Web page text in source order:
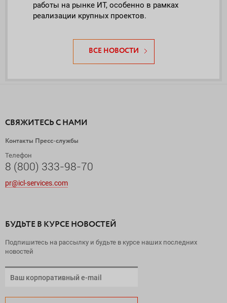
работы на рынке ИТ, особенно в рамках
реализации крупных проектов.
ВСЕ НОВОСТИ
СВЯЖИТЕСЬ С НАМИ
Контакты Пресс-службы
Телефон
8 (800) 333-98-70
pr@icl-services.com
БУДЬТЕ В КУРСЕ НОВОСТЕЙ
Подпишитесь на рассылку и будьте в курсе наших последних
новостей